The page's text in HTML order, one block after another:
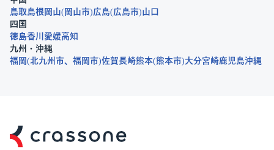
鳥取 島根 岡山 岡山市 広島 広島市 山口
四国
徳島香川 愛媛高知
九州・沖縄
福岡 北九州市 福岡市 佐賀長崎熊本 熊本市 大分宮崎鹿児島沖縄